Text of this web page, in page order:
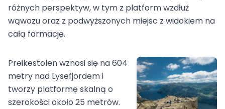
różnych perspektyw, w tym z platform wzdłuż
wąwozu oraz z podwyższonych miejsc z widokiem na
całą formację.
Preikestolen wznosi się na 604
metry nad Lysefjordem i
tworzy platformę skalną o
szerokości około 25 metrów.